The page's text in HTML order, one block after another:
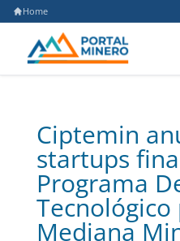
Home
Ciptemin
startups
Programa
Tecnológico
Mediana